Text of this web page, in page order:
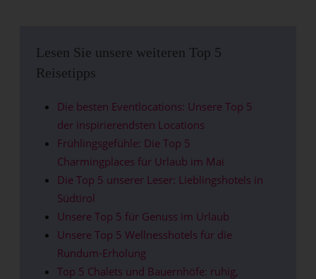
Lesen Sie unsere weiteren Top 5
Reisetipps
Die besten Eventlocations: Unsere Top 5
der inspirierendsten Locations
Frühlingsgefühle: Die Top 5
Charmingplaces für Urlaub im Mai
Die Top 5 unserer Leser: Lieblingshotels in
Südtirol
Unsere Top 5 für Genuss im Urlaub
Unsere Top 5 Wellnesshotels für die
Rundum-Erholung
Top 5 Chalets und Bauernhöfe: ruhig,